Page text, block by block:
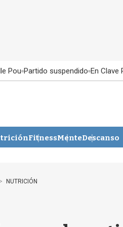
Pou Partido suspendido En Clave
FitnessMenteDescanso
NUTRICIÓN